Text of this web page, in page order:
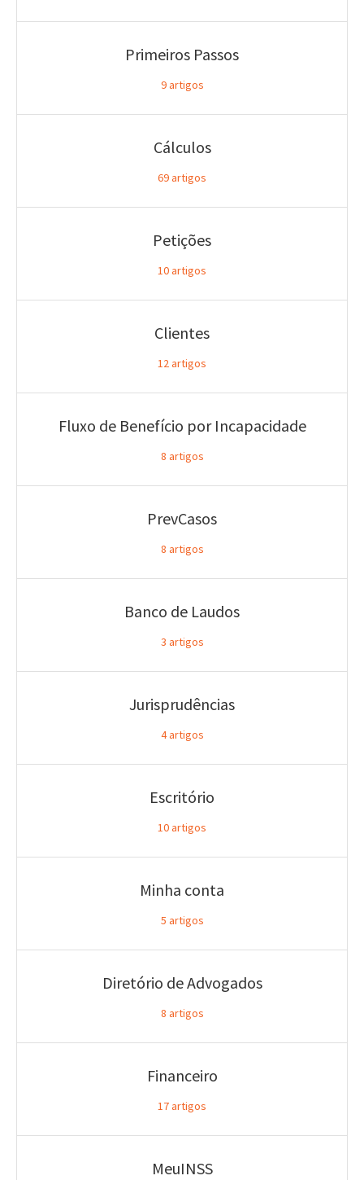
Primeiros Passos
9artigos
Cálculos
69artigos
Petições
10artigos
Clientes
12artigos
Fluxo de Benefício por Incapacidade
8 artigos
PrevCasos
8 artigos
Banco de Laudos
3 artigos
Jurisprudências
4artigos
Escritório
10artigos
Minha conta
5 artigos
Diretório de Advogados
8 artigos
Financeiro
17artigos
MeuINSS